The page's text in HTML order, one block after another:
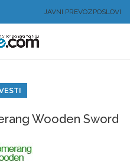
JAVNI PREVOZPOSLOVI
Wooden Sword